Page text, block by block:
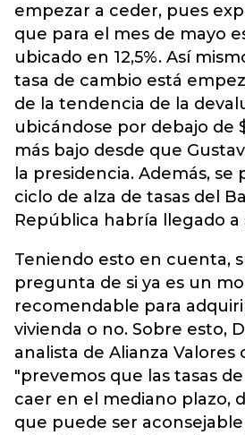
empezar a ceder, pues
que para el mes de mayo
ubicado en 12,5%. Así
tasa de cambio está
de la tendencia de la
ubicándose por debajo de
más bajo desde que
la presidencia. Además, se
ciclo de alza de tasas del
República habría llegado a
Teniendo esto en cuenta,
pregunta de si ya es un
recomendable para
vivienda o no. Sobre esto,
analista de Alianza
"prevemos que las tasas
caer en el mediano plazo,
que puede ser